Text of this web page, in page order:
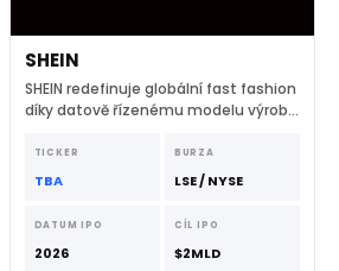
SHEIN
SHEIN redefinuje globální fast fashion
díky datově řízenému modelu výroby
dodavatelskému řetězci.
TICKER
TBA
BURZA
LSE / NYSE
DATUM IPO
2026
CÍL IPO
$2MLD